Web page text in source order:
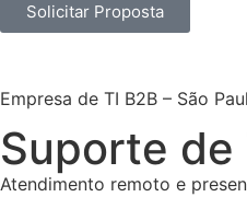
Solicitar Proposta
Empresa de TI B2B – São
Suporte
Atendimento remoto e